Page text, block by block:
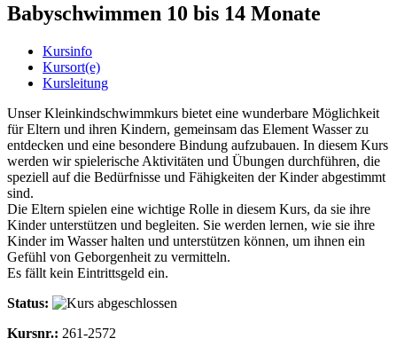
Babyschwimmen 10 bis 14 Monate
Kursinfo
Kursort(e)
Kursleitung
Unser Kleinkindschwimmkurs bietet eine wunderbare Möglichkeit
für Eltern und ihren Kindern, gemeinsam das Element Wasser zu
entdecken und eine besondere Bindung aufzubauen. In diesem Kurs
werden wir spielerische Aktivitäten und Übungen durchführen, die
speziell auf die Bedürfnisse und Fähigkeiten der Kinder abgestimmt
sind.
Die Eltern spielen eine wichtige Rolle in diesem Kurs, da sie ihre
Kinder unterstützen und begleiten. Sie werden lernen, wie sie ihre
Kinder im Wasser halten und unterstützen können, um ihnen ein
Gefühl von Geborgenheit zu vermitteln.
Es fällt kein Eintrittsgeld ein.
Status:
Kursnr.: 261-2572